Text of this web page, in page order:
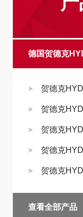
德国贺德克
贺德克
贺德克
贺德克
贺德克
贺德克
查看全部产品